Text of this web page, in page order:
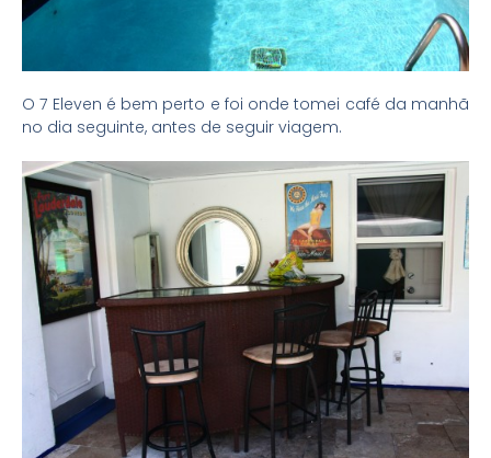
O 7 Eleven é bem perto e foi onde tomei café da manhã
no dia seguinte, antes de seguir viagem.